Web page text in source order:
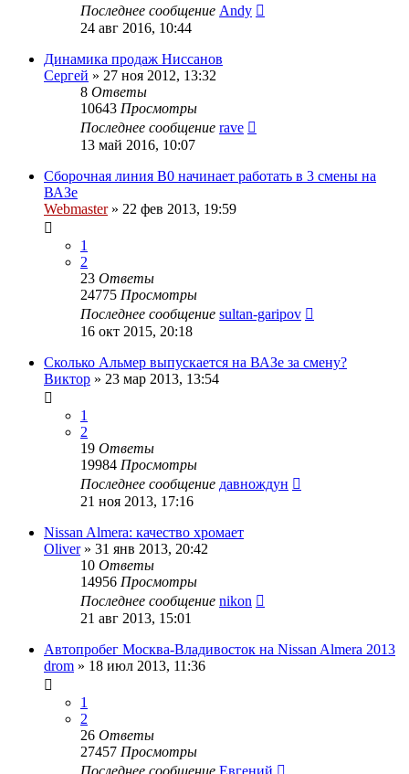
Последнее сообщение Andy
24 авг 2016, 10:44
Динамика продаж Ниссанов
Сергей » 27 ноя 2012, 13:32
8 Ответы
10643 Просмотры
Последнее сообщение rave
13 май 2016, 10:07
Сборочная линия B0 начинает работать в 3 смены на
ВАЗе
Webmaster» 22 фев 2013, 19:59
1
2
23 Ответы
24775 Просмотры
Последнее сообщение sultan-garipov
16 окт 2015, 20:18
Сколько Альмер выпускается на ВАЗе за смену?
Виктор » 23 мар 2013, 13:54
1
2
19 Ответы
19984 Просмотры
Последнее сообщение давнождун
21 ноя 2013, 17:16
Nissan Almera: качество хромает
Oliver» 31 янв 2013, 20:42
10 Ответы
14956 Просмотры
Последнее сообщение nikon
21 авг 2013, 15:01
Автопробег Москва-Владивосток на Nissan Almera 2013
drom » 18 июл 2013, 11:36
1
2
26 Ответы
27457 Просмотры
Последнее сообщение Евгений